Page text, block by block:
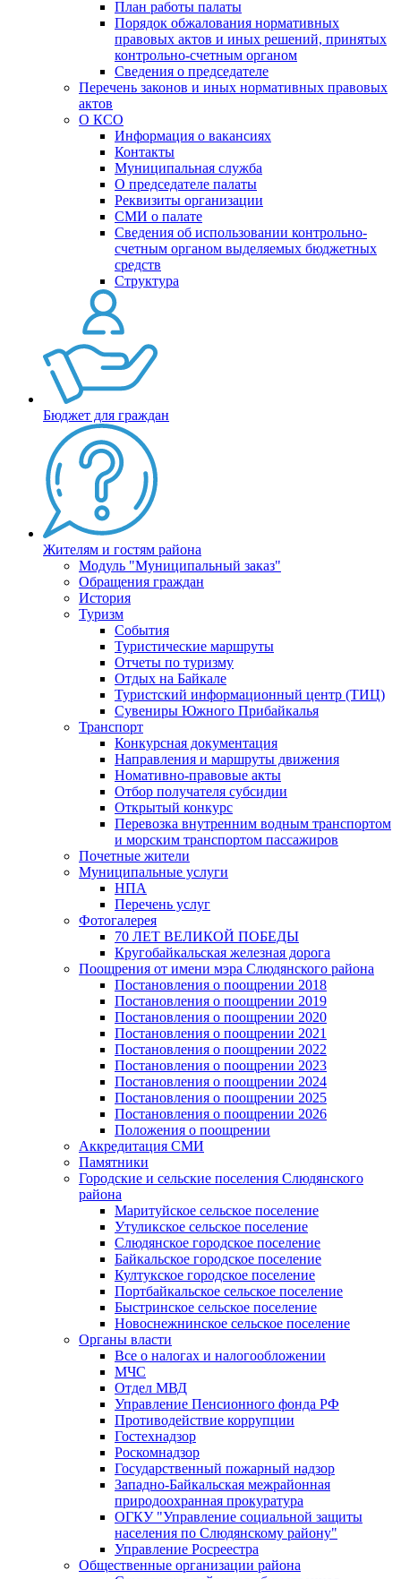
План работы палаты
Порядок обжалования нормативных
правовых актов и иных решений, принятых
контрольно-счетным органом
Сведения о председателе
Перечень законов и иных нормативных правовых
актов
О КСО
Информация о вакансиях
Контакты
Муниципальная служба
О председателе палаты
Реквизиты организации
СМИ о палате
Сведения об использовании контрольно-
счетным органом выделяемых бюджетных
средств
Структура
Бюджет для граждан
Жителям и гостям района
Модуль "Муниципальный заказ"
Обращения граждан
История
Туризм
События
Туристические маршруты
Отчеты по туризму
Отдых на Байкале
Туристский информационный центр (ТИЦ)
Сувениры Южного Прибайкалья
Транспорт
Конкурсная документация
Направления и маршруты движения
Номативно-правовые акты
Отбор получателя субсидии
Открытый конкурс
Перевозка внутренним водным транспортом
и морским транспортом пассажиров
Почетные жители
Муниципальные услуги
НПА
Перечень услуг
Фотогалерея
70 ЛЕТ ВЕЛИКОЙ ПОБЕДЫ
Кругобайкальская железная дорога
Поощрения от имени мэра Слюдянского района
Постановления о поощрении 2018
Постановления о поощрении 2019
Постановления о поощрении 2020
Постановления о поощрении 2021
Постановления о поощрении 2022
Постановления о поощрении 2023
Постановления о поощрении 2024
Постановления о поощрении 2025
Постановления о поощрении 2026
Положения о поощрении
Аккредитация СМИ
Памятники
Городские и сельские поселения Слюдянского
района
Маритуйское сельское поселение
Утуликское сельское поселение
Слюдянское городское поселение
Байкальское городское поселение
Култукское городское поселение
Портбайкальское сельское поселение
Быстринское сельское поселение
Новоснежнинское сельское поселение
Органы власти
Все о налогах и налогообложении
МЧС
Отдел МВД
Управление Пенсионного фонда РФ
Противодействие коррупции
Гостехнадзор
Роскомнадзор
Государственный пожарный надзор
Западно-Байкальская межрайонная
природоохранная прокуратура
ОГКУ "Управление социальной защиты
населения по Слюдянскому району"
Управление Росреестра
Общественные организации района